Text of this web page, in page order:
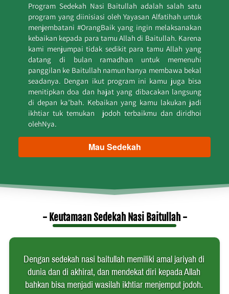
Program Sedekah Nasi Baitullah adalah salah satu
program yang diinisiasi oleh Yayasan Alfatihah untuk
menjembatani #OrangBaik yang ingin melaksanakan
kebaikan kepada para tamu Allah di Baitullah. Karena
kami menjumpai tidak sedikit para tamu Allah yang
datang di bulan ramadhan untuk memenuhi
panggilan ke Baitullah namun hanya membawa bekal
seadanya. Dengan ikut program ini kamu juga bisa
menitipkan doa dan hajat yang dibacakan langsung
di depan ka’bah. Kebaikan yang kamu lakukan jadi
ikhtiar tuk temukan  jodoh terbaikmu dan diridhoi
olehNya.
`Mau Sedekah
- Keutamaan Sedekah Nasi Baitullah -
Dengan sedekah nasi baitullah memiliki amal jariyah di
dunia dan di akhirat, dan mendekat diri kepada Allah
bahkan bisa menjadi wasilah ikhtiar menjemput jodoh.